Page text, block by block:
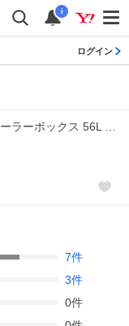
i
ログイン
7件
3件
0件